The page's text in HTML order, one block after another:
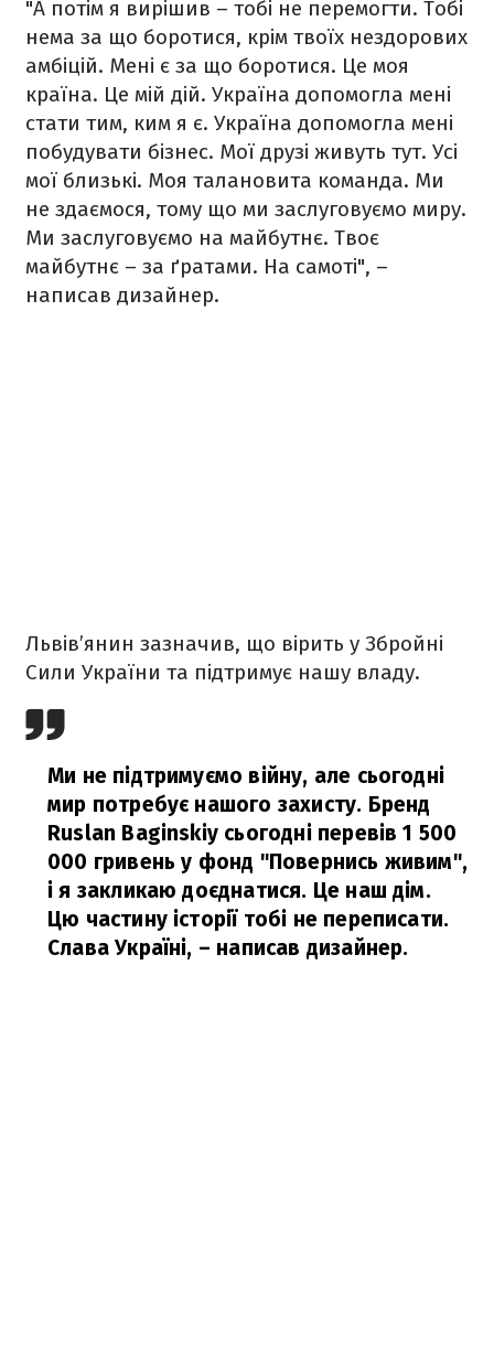
"А потім я вирішив – тобі не перемогти. Тобі
нема за що боротися, крім твоїх нездорових
амбіцій. Мені є за що боротися. Це моя
країна. Це мій дій. Україна допомогла мені
стати тим, ким я є. Україна допомогла мені
побудувати бізнес. Мої друзі живуть тут. Усі
мої близькі. Моя талановита команда. Ми
не здаємося, тому що ми заслуговуємо миру.
Ми заслуговуємо на майбутнє. Твоє
майбутнє – за ґратами. На самоті", –
написав дизайнер.
Львів’янин зазначив, що вірить у Збройні
Сили України та підтримує нашу владу.
Ми не підтримуємо війну, але сьогодні
мир потребує нашого захисту. Бренд
Ruslan Baginskiy сьогодні перевів 1 500
000 гривень у фонд "Повернись живим",
і я закликаю доєднатися. Це наш дім.
Цю частину історії тобі не переписати.
Слава Україні, – написав дизайнер.